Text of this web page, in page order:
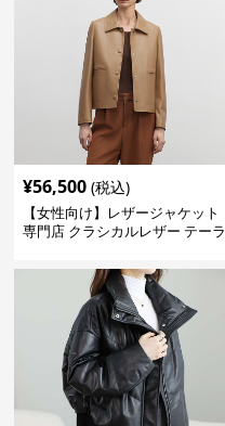
¥56,500 (税込)
【女性向け】レザージャケット
専門店 クラシカルレザー テーラ